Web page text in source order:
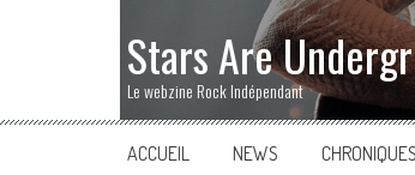
Stars Are
Le webzine Rock Indépendant
ACCUEIL NEWS CHRONIQUES